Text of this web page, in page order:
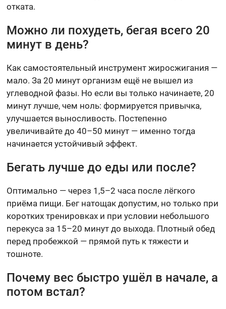
отката.
Можно ли похудеть, бегая всего 20
минут в день?
Как самостоятельный инструмент жиросжигания —
мало. За 20 минут организм ещё не вышел из
углеводной фазы. Но если вы только начинаете, 20
минут лучше, чем ноль: формируется привычка,
улучшается выносливость. Постепенно
увеличивайте до 40–50 минут — именно тогда
начинается устойчивый эффект.
Бегать лучше до еды или после?
Оптимально — через 1,5–2 часа после лёгкого
приёма пищи. Бег натощак допустим, но только при
коротких тренировках и при условии небольшого
перекуса за 15–20 минут до выхода. Плотный обед
перед пробежкой — прямой путь к тяжести и
тошноте.
Почему вес быстро ушёл в начале, а
потом встал?